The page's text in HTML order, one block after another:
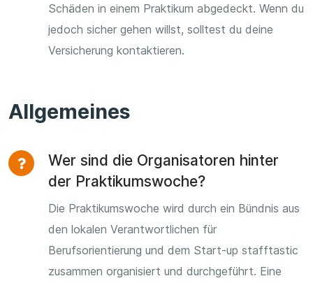
Schäden in einem Praktikum abgedeckt. Wenn du
jedoch sicher gehen willst, solltest du deine
Versicherung kontaktieren.
Allgemeines
Wer sind die Organisatoren hinter
der Praktikumswoche?
Die Praktikumswoche wird durch ein Bündnis aus
den lokalen Verantwortlichen für
Berufsorientierung und dem Start-up stafftastic
zusammen organisiert und durchgeführt. Eine